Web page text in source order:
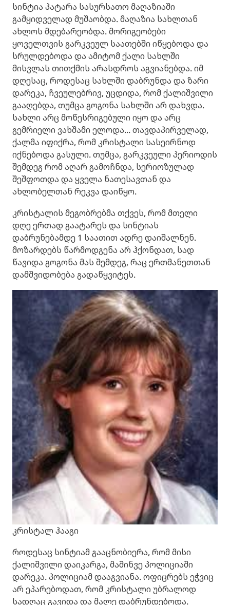
სინტია პატარა სასურსათო მაღაზიაში
გამყიდველად მუშაობდა. მაღაზია სახლთან
ახლოს მდებარეობდა. მორიგეობები
ყოველთვის გარკვეულ საათებში იწყებოდა და
სრულდებოდა და ამიტომ ქალი სახლში
მისვლას თითქმის არასდროს აგვიანებდა. იმ
დღესაც, როდესაც სახლში დაბრუნდა და ზარი
დარეკა, ჩვეულებრივ, უცდიდა, რომ ქალიშვილი
გააღებდა, თუმცა გოგონა სახლში არ დახვდა.
სახლი არც მოწესრიგებული იყო და არც
გემრიელი ვახშამი ელოდა... თავდაპირველად,
ქალმა იფიქრა, რომ კრისტალი სასეირნოდ
იქნებოდა გასული. თუმცა, გარკვეული პერიოდის
შემდეგ რომ აღარ გამოჩნდა, სერიოზულად
შეშფოთდა და ყველა ნათესავთან და
ახლობელთან რეკვა დაიწყო.
კრისტალის მეგობრებმა თქვეს, რომ მთელი
დღე ერთად გაატარეს და სინტიას
დაბრუნებამდე 1 საათით ადრე დაიშალნენ.
მოზარდებს წარმოდგენა არ ჰქონდათ, სად
წავიდა გოგონა მას შემდეგ, რაც ერთმანეთთან
დამშვიდობება გადაწყვიტეს.
კრისტალ ჰააგი
როდესაც სინტიამ გააცნობიერა, რომ მისი
ქალიშვილი დაიკარგა, მაშინვე პოლიციაში
დარეკა. პოლიციამ დააგვიანა. ოფიცრებს ეჭვიც
არ ეპარებოდათ, რომ კრისტალი უბრალოდ
სადღაც გავიდა და მალე დაბრუნდებოდა.